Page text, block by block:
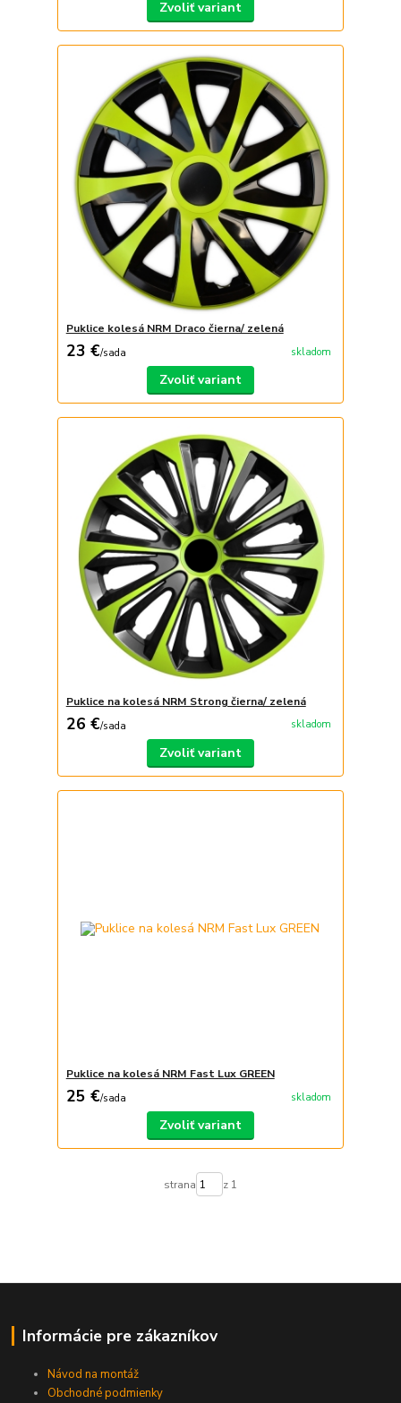
Zvoliť variant
Puklice kolesá NRM Draco čierna/ zelená
23 €/sada skladom
Zvoliť variant
Puklice na kolesá NRM Strong čierna/ zelená
26 €/sada skladom
Zvoliť variant
Puklice na kolesá NRM Fast Lux GREEN
25 €/sada skladom
Zvoliť variant
strana z 1
Informácie pre zákazníkov
Návod na montáž
Obchodné podmienky